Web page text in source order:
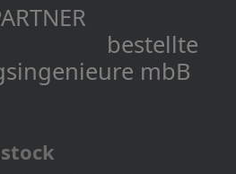
bestellte
mbB